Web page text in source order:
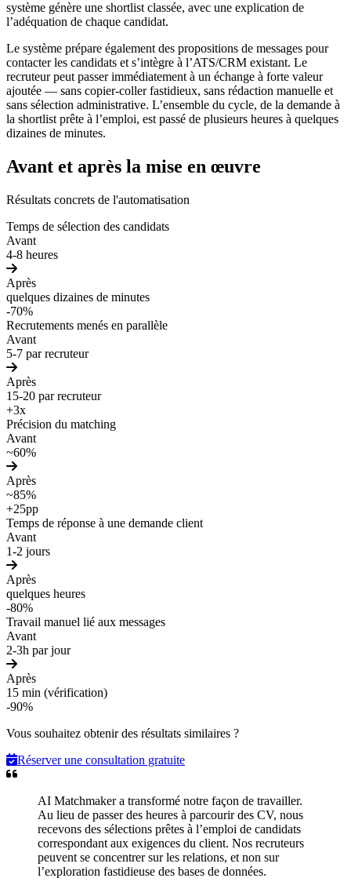
système génère une shortlist classée, avec une explication de
l’adéquation de chaque candidat.
Le système prépare également des propositions de messages pour
contacter les candidats et s’intègre à l’ATS/CRM existant. Le
recruteur peut passer immédiatement à un échange à forte valeur
ajoutée — sans copier-coller fastidieux, sans rédaction manuelle et
sans sélection administrative. L’ensemble du cycle, de la demande à
la shortlist prête à l’emploi, est passé de plusieurs heures à quelques
dizaines de minutes.
Avant et après la mise en œuvre
Résultats concrets de l'automatisation
Temps de sélection des candidats
Avant
4-8 heures
Après
quelques dizaines de minutes
-70%
Recrutements menés en parallèle
Avant
5-7 par recruteur
Après
15-20 par recruteur
+3x
Précision du matching
Avant
~60%
Après
~85%
+25pp
Temps de réponse à une demande client
Avant
1-2 jours
Après
quelques heures
-80%
Travail manuel lié aux messages
Avant
2-3h par jour
Après
15 min (vérification)
-90%
Vous souhaitez obtenir des résultats similaires ?
Réserver une consultation gratuite
AI Matchmaker a transformé notre façon de travailler.
Au lieu de passer des heures à parcourir des CV, nous
recevons des sélections prêtes à l’emploi de candidats
correspondant aux exigences du client. Nos recruteurs
peuvent se concentrer sur les relations, et non sur
l’exploration fastidieuse des bases de données.